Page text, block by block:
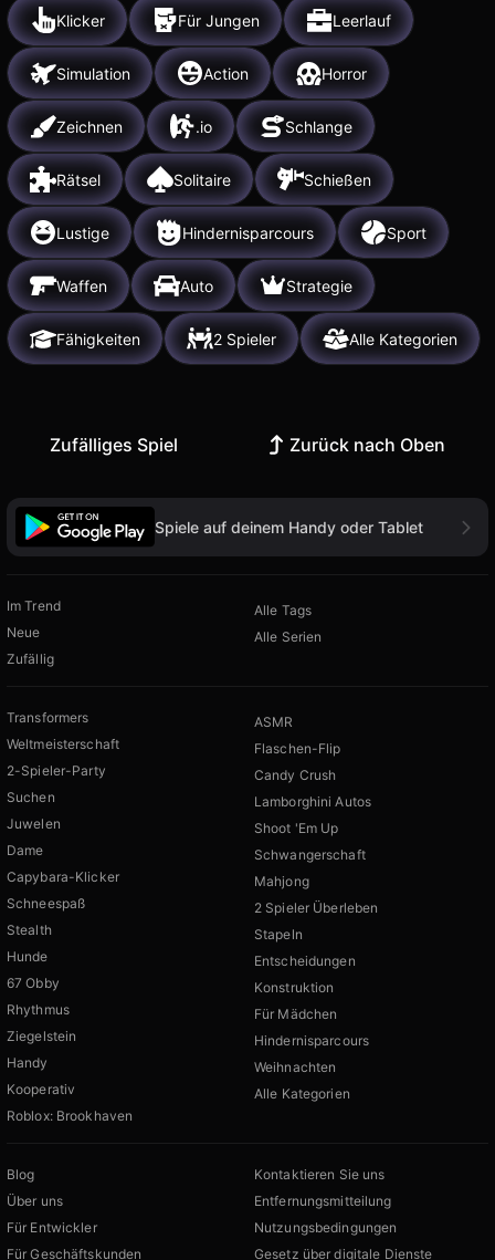
Klicker Für Jungen Leerlauf
Simulation Action Horror
Zeichnen .io Schlange
Rätsel Solitaire Schießen
Lustige Hindernisparcours Sport
Waffen Auto Strategie
Fähigkeiten 2 Spieler Alle Kategorien
Zufälliges Spiel Zurück nach Oben
Spiele auf deinem Handy oder Tablet
Im Trend
Neue
Zufällig
Alle Tags
Alle Serien
Transformers
Weltmeisterschaft
2-Spieler-Party
Suchen
Juwelen
Dame
Capybara-Klicker
Schneespaß
Stealth
Hunde
67 Obby
Rhythmus
Ziegelstein
Handy
Kooperativ
Roblox: Brookhaven
ASMR
Flaschen-Flip
Candy Crush
Lamborghini Autos
Shoot 'Em Up
Schwangerschaft
Mahjong
2 Spieler Überleben
Stapeln
Entscheidungen
Konstruktion
Für Mädchen
Hindernisparcours
Weihnachten
Alle Kategorien
Blog
Über uns
Für Entwickler
Für Geschäftskunden
Kontaktieren Sie uns
Entfernungsmitteilung
Nutzungsbedingungen
Gesetz über digitale Dienste